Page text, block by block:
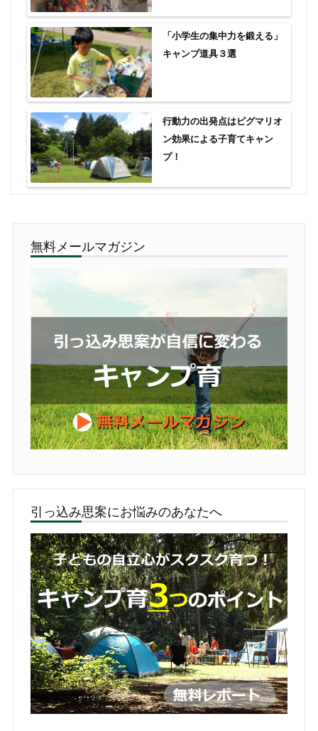
「小学生の集中力を鍛える」
キャンプ道具３選
行動力の出発点はピグマリオ
ン効果による子育てキャン
プ！
無料メールマガジン
引っ込み思案にお悩みのあなたへ